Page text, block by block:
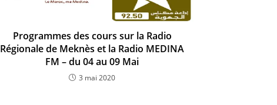
Programmes des cours sur la Radio
Régionale de Meknès et la Radio MEDINA
FM – du 04 au 09 Mai
3 mai 2020